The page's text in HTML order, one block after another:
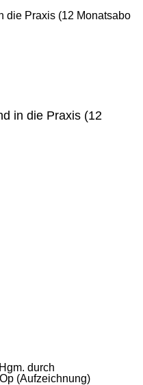
die Praxis (12 Monatsabo
in die Praxis (12
durch
(Aufzeichnung)